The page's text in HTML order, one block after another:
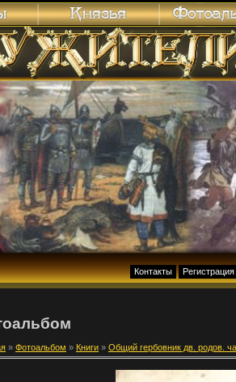
Контакты Регистрация
» Фотоальбом » Книги » Общий гербовник дв. родов.